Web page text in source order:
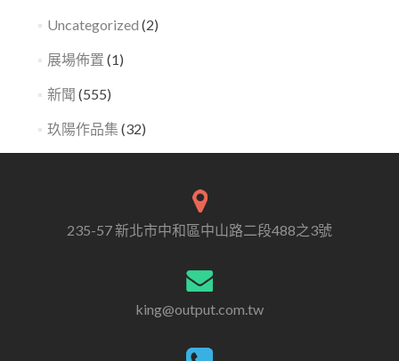
Uncategorized (2)
展場佈置 (1)
新聞 (555)
玖陽作品集 (32)
235-57 新北市中和區中山路二段488之3號
king@output.com.tw